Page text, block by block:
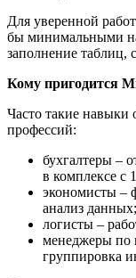
Для уверенной
бы минимальными
заполнение таблиц,
Кому пригодится
Часто такие навыки
профессий:
бухгалтеры –
в комплексе с
экономисты –
анализ данных;
логисты –
менеджеры по
группировка